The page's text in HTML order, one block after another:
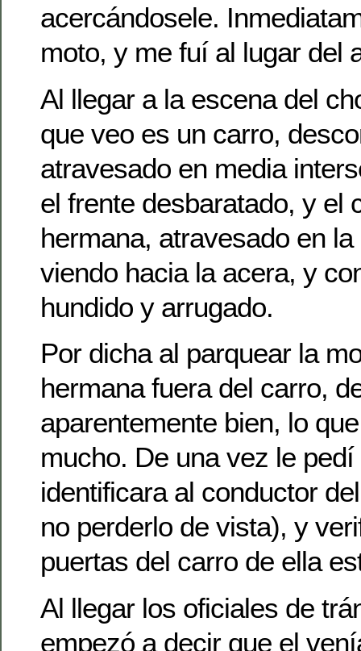
acercándosele.
moto, y me fuí al lugar del
Al llegar a la escena del
que veo es un carro,
atravesado en media
el frente desbaratado, y el
hermana, atravesado en
viendo hacia la acera, y
hundido y arrugado.
Por dicha al parquear la
hermana fuera del carro,
aparentemente bien, lo
mucho. De una vez le
identificara al conductor
no perderlo de vista), y
puertas del carro de ella
Al llegar los oficiales de
empezó a decir que el